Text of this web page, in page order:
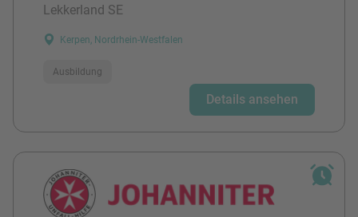
Lekkerland SE
Kerpen, Nordrhein-Westfalen
Ausbildung
Details ansehen